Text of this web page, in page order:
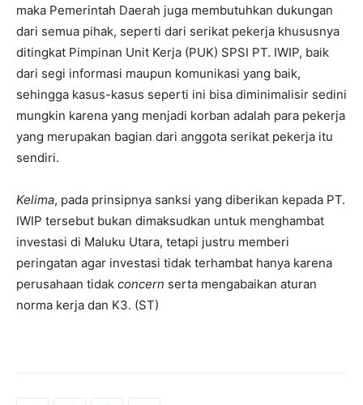
maka Pemerintah Daerah juga membutuhkan dukungan
dari semua pihak, seperti dari serikat pekerja khususnya
ditingkat Pimpinan Unit Kerja (PUK) SPSI PT. IWIP, baik
dari segi informasi maupun komunikasi yang baik,
sehingga kasus-kasus seperti ini bisa diminimalisir sedini
mungkin karena yang menjadi korban adalah para pekerja
yang merupakan bagian dari anggota serikat pekerja itu
sendiri.
Kelima, pada prinsipnya sanksi yang diberikan kepada PT.
IWIP tersebut bukan dimaksudkan untuk menghambat
investasi di Maluku Utara, tetapi justru memberi
peringatan agar investasi tidak terhambat hanya karena
perusahaan tidak concern serta mengabaikan aturan
norma kerja dan K3. (ST)